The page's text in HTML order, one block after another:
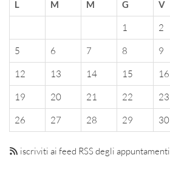
L M M G V
1 2
5
6 7 8 9
12
13 14 15 16
19
20 21 22 23
26
27 28 29 30
iscriviti ai feed RSS degli appuntamenti